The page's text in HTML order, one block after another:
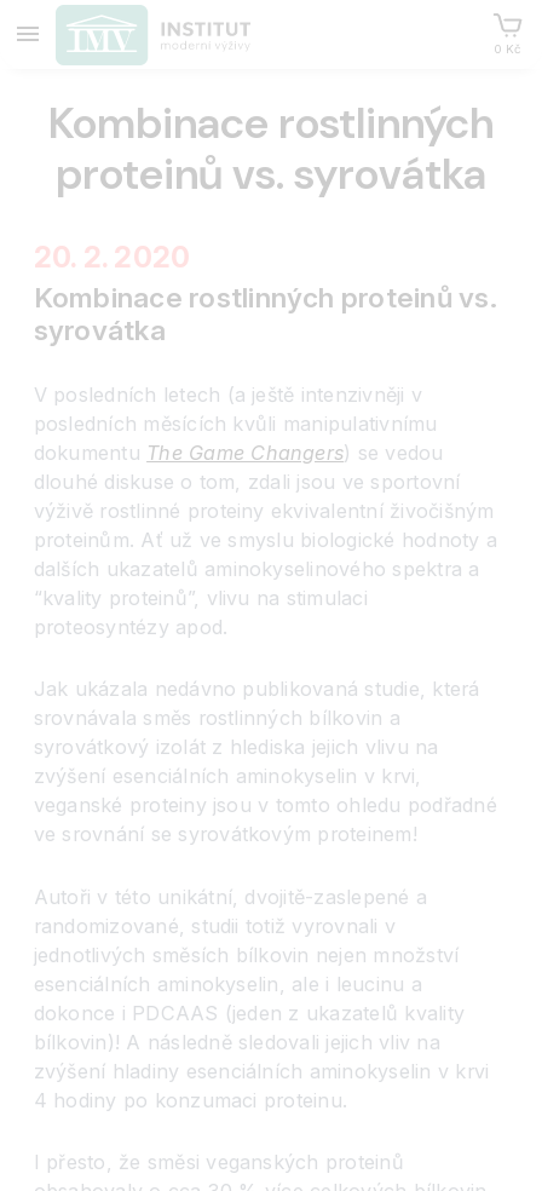
0 Kč
Kombinace rostlinných
proteinů vs. syrovátka
20. 2. 2020
Kombinace rostlinných proteinů vs.
syrovátka
V posledních letech (a ještě intenzivněji v
posledních měsících kvůli manipulativnímu
dokumentu The Game Changers) se vedou
dlouhé diskuse o tom, zdali jsou ve sportovní
výživě rostlinné proteiny ekvivalentní živočišným
proteinům. Ať už ve smyslu biologické hodnoty a
dalších ukazatelů aminokyselinového spektra a
“kvality proteinů”, vlivu na stimulaci
proteosyntézy apod.
Jak ukázala nedávno publikovaná studie, která
srovnávala směs rostlinných bílkovin a
syrovátkový izolát z hlediska jejich vlivu na
zvýšení esenciálních aminokyselin v krvi,
veganské proteiny jsou v tomto ohledu podřadné
ve srovnání se syrovátkovým proteinem!
Autoři v této unikátní, dvojitě-zaslepené a
randomizované, studii totiž vyrovnali v
jednotlivých směsích bílkovin nejen množství
esenciálních aminokyselin, ale i leucinu a
dokonce i PDCAAS (jeden z ukazatelů kvality
bílkovin)! A následně sledovali jejich vliv na
zvýšení hladiny esenciálních aminokyselin v krvi
4 hodiny po konzumaci proteinu.
I přesto, že směsi veganských proteinů